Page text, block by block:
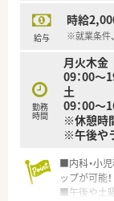
給与
時給
※就業条件
勤務
時間
月火木金
09：00～
土
09：00～
※休憩時
※午後や
■内科・小
ップが可能！
■午後や土